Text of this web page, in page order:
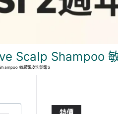
Scalp Shampoo
敏感頭皮洗髮露S